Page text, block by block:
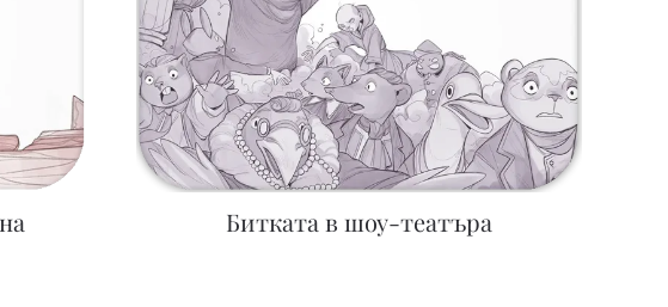
Битката в шоу-театъра